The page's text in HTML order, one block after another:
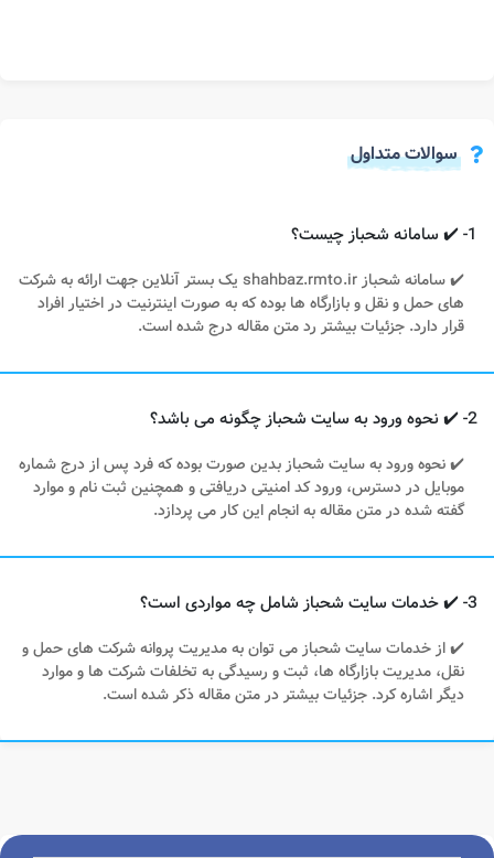
سوالات متداول
1- ✔️ سامانه شحباز چیست؟
✔️ سامانه شحباز shahbaz.rmto.ir یک بستر آنلاین جهت ارائه به شرکت
های حمل و نقل و بازارگاه ها بوده که به صورت اینترنیت در اختیار افراد
قرار دارد. جزئیات بیشتر رد متن مقاله درج شده است.
2- ✔️ نحوه ورود به سایت شحباز چگونه می باشد؟
✔️ نحوه ورود به سایت شحباز بدین صورت بوده که فرد پس از درج شماره
موبایل در دسترس، ورود کد امنیتی دریافتی و همچنین ثبت نام و موارد
گفته شده در متن مقاله به انجام این کار می پردازد.
3- ✔️ خدمات سایت شحباز شامل چه مواردی است؟
✔️ از خدمات سایت شحباز می توان به مدیریت پروانه شرکت های حمل و
نقل، مدیریت بازارگاه ها، ثبت و رسیدگی به تخلفات شرکت ها و موارد
دیگر اشاره کرد. جزئیات بیشتر در متن مقاله ذکر شده است.